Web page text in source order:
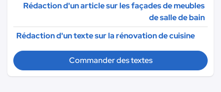
Rédaction d'un article sur les façades de meubles
de salle de bain
Rédaction d'un texte sur la rénovation de cuisine
Commander des textes